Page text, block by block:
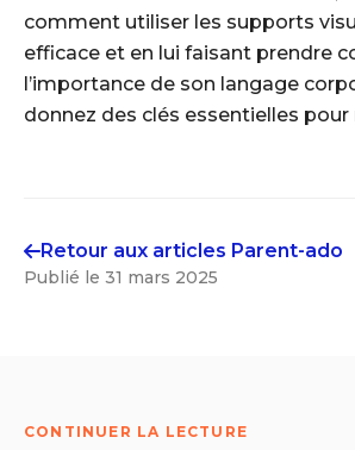
comment utiliser les supports
efficace et en lui faisant prendre
l’importance de son langage
donnez des clés essentielles pour
Retour aux articles Parent-ado
Publié le 31 mars 2025
CONTINUER LA LECTURE